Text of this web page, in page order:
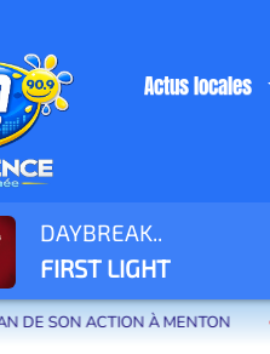
de menton et des communes
Actus locales
DAYBREAK..
FIRST LIGHT
À MENTON LES 100